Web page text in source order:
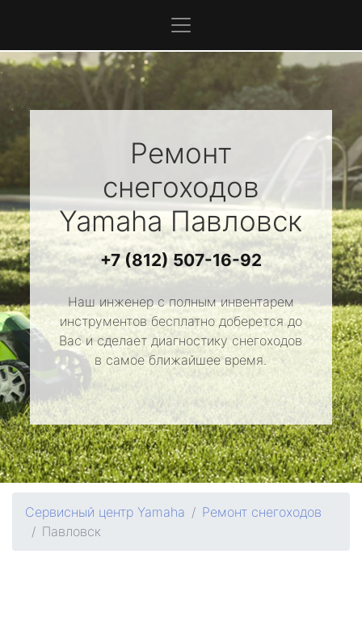
Ремонт
снегоходов
YamahaПавловск
+7 (812) 507-16-92
Наш инженер с полным инвентарем
инструментов бесплатно доберется до
Вас и сделает диагностику снегоходов
в самое ближайшее время.
Сервисный центр Yamaha
Ремонт снегоходов
Павловск